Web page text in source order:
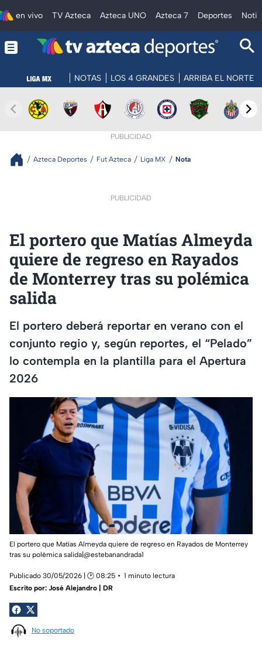
en vivo TV Azteca Azteca UNO Azteca 7 Deportes
NOTAS LOS 4 GRANDES ARRIBA EL NORTE
PUBLICIDAD
Azteca Deportes Fut Azteca Liga MX Nota
PUBLICIDAD
El portero que Matías Almeyda
quiere de regreso en Rayados
de Monterrey tras su polémica
salida
El portero deberá reportar en verano con el
conjunto regio y, según reportes, el “Pelado”
lo contempla en la plantilla para el Apertura
2026
El portero que Matías Almeyda quiere de regreso en Rayados de Monterrey
tras su polémica salida|@estebanandrada1
Publicado 30/05/2026 | 🕑 08:25
1 minuto lectura
Escrito por: José Alejandro | DR
No soportado